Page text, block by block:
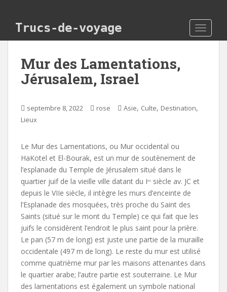
Trucs-de-voyage
Mur des Lamentations,
Jérusalem, Israel
septembre 8, 2022 rose Asie, Culte, Destination,
Lieux
Le Mur des Lamentations, ou Mur occidental ou
HaKotel et El-Bourak, est un mur de soutènement de
l’esplanade du Temple de Jérusalem situé dans le
quartier juif de la vieille ville datant du Iᵉʳ siècle av. JC et
depuis le VIIe siècle, il intègre les murs d’enceinte de
l’Esplanade des mosquées, très proche du Saint des
Saints (situé sur le mont du Temple) ce qui fait que les
juifs le considèrent l’endroit le plus saint pour la prière.
Le pan (57 m de long) est juste une partie de la muraille
occidentale (497 m de long). Le reste du mur est utilisé
comme quatrième mur par les maisons attenantes dans
le quartier arabe; l’autre partie est souterraine. Le Mur
des lamentations est également un symbole national